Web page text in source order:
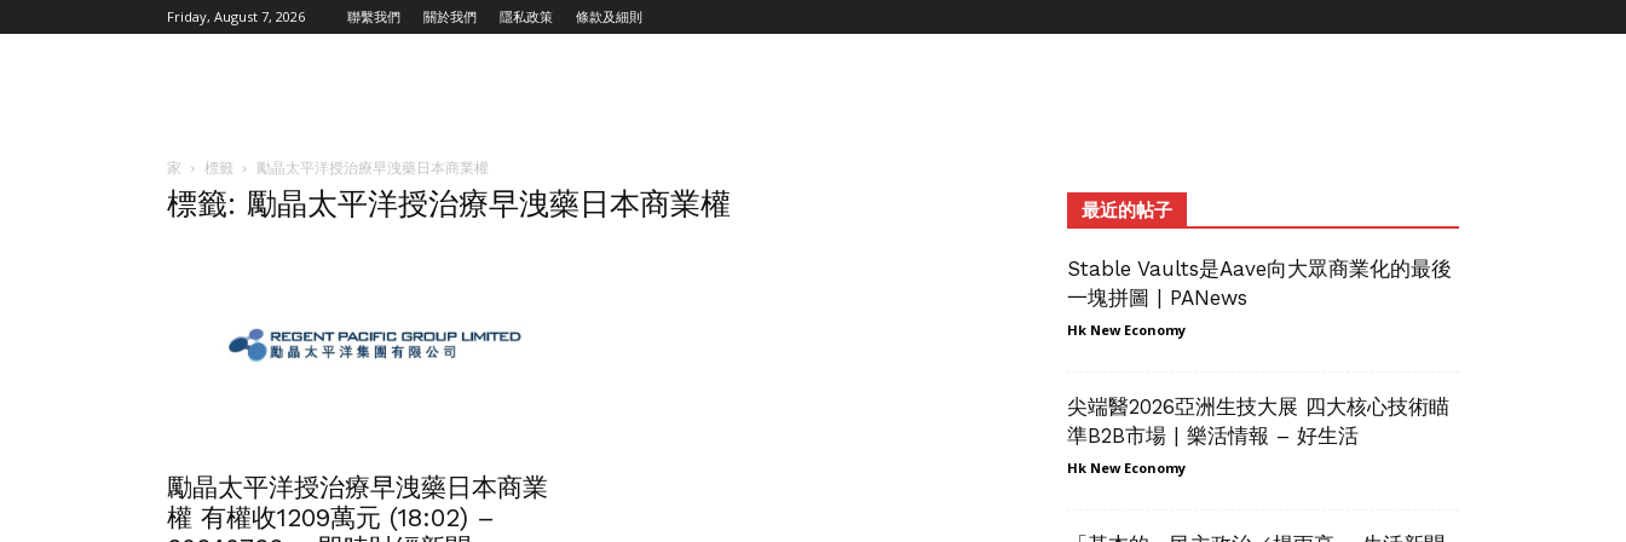
Friday, August 7, 2026 聯繫我們 關於我們 隱私政策 條款及細則
家 標籤 勵晶太平洋授治療早洩藥日本商業權
標籤: 勵晶太平洋授治療早洩藥日本商業權
勵晶太平洋授治療早洩藥日本商業
權 有權收1209萬元 (18:02) –
最近的帖子
Stable Vaults是Aave向大眾商業化的最後
一塊拼圖 | PANews
Hk New Economy
尖端醫2026亞洲生技大展 四大核心技術瞄
準B2B市場 | 樂活情報 – 好生活
Hk New Economy